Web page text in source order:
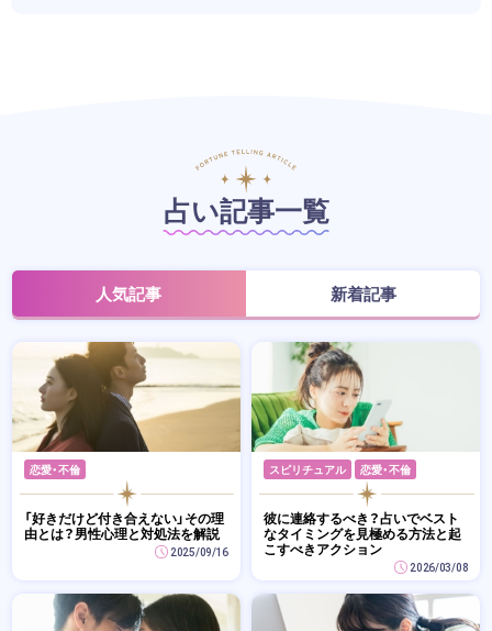
占い記事一覧
人気記事 新着記事
恋愛・不倫
「好きだけど付き合えない」その理
由とは？男性心理と対処法を解説
2025/09/16
スピリチュアル 恋愛・不倫
彼に連絡するべき？占いでベスト
なタイミングを見極める方法と起
こすべきアクション
2026/03/08